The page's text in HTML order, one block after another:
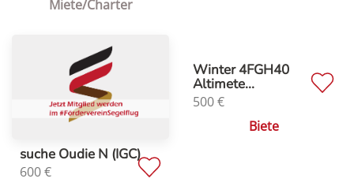
Miete/Charter
suche Oudie N (IGC)
600€
Winter 4FGH40
Altimete...
500€
Biete